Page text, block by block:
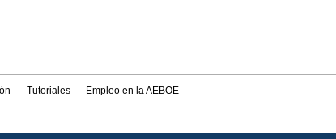
Tutoriales Empleo en la AEBOE